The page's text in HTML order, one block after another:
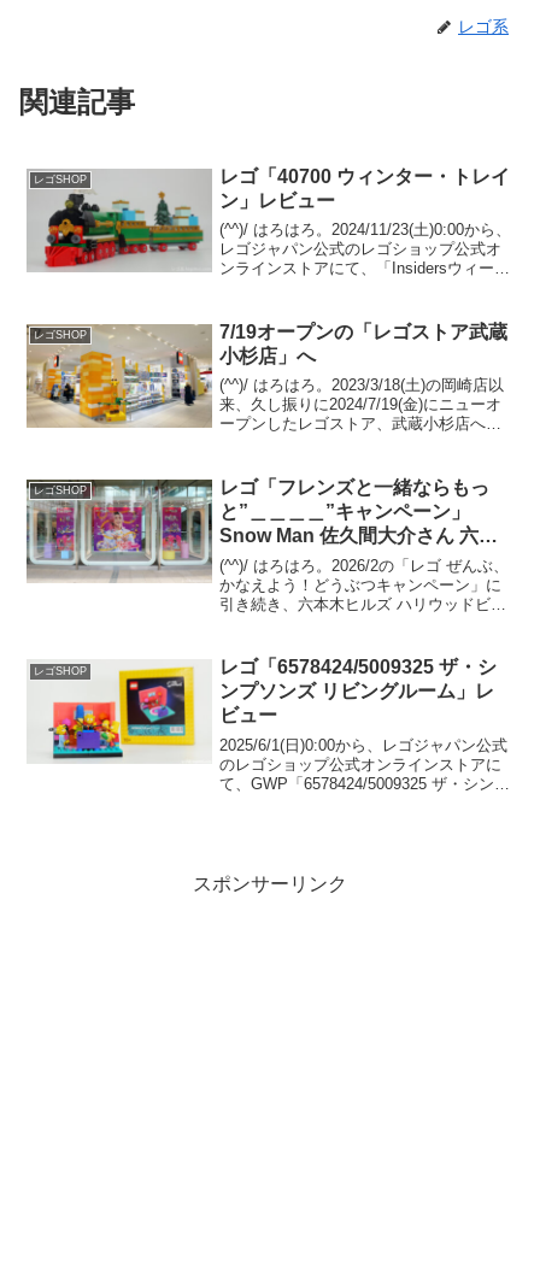
レゴ系
関連記事
レゴSHOP
レゴ「40700 ウィンター・トレイ
ン」レビュー
(^^)/ はろはろ。2024/11/23(土)0:00から、
レゴジャパン公式のレゴショップ公式オ
ンラインストアにて、「Insidersウィーク
１回の特別感溢れるイベ...
レゴSHOP
7/19オープンの「レゴストア武蔵
小杉店」へ
(^^)/ はろはろ。2023/3/18(土)の岡崎店以
来、久し振りに2024/7/19(金)にニューオ
ープンしたレゴストア、武蔵小杉店へ伺
4F。 シナテック運営です...
レゴSHOP
レゴ「フレンズと一緒ならもっ
と”＿＿＿＿”キャンペーン」
Snow Man 佐久間大介さん 六本
木ヒルズ
(^^)/ はろはろ。2026/2の「レゴ ぜんぶ、
かなえよう！どうぶつキャンペーン」に
引き続き、六本木ヒルズ ハリウッドビュ
＿＿＿"キャンペーン」のビジュ...
レゴSHOP
レゴ「6578424/5009325 ザ・シ
ンプソンズ リビングルーム」レ
ビュー
2025/6/1(日)0:00から、レゴジャパン公式
のレゴショップ公式オンラインストアに
て、GWP「6578424/5009325 ザ・シンプ
スポンサーリンク